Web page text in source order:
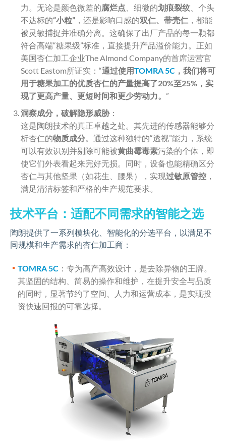
力。无论是颜色微差的腐烂点 、细微的划痕裂纹、个头
不达标的“小粒”，还是影响口感的双仁、带壳仁，都能
被灵敏捕捉并准确分离。这确保了出厂产品的每一颗都
符合高端“糖果级”标准，直接提升产品溢价能力。正如
美国杏仁加工企业The Almond Company的首席运营官
Scott Eastom所证实：“通过使用TOMRA 5C，我们将可
用于糖果加工的优质杏仁的产量提高了20%至25%，实
现了更高产量、更短时间和更少劳动力。 ”
洞察成分，破解隐形威胁：
这是陶朗技术的真正卓越之处。其先进的传感器能够分
析杏仁的物质成分。通过这种独特的“透视”能力，系统
可以有效识别并剔除可能被黄曲霉毒素污染的个体，即
使它们外表看起来完好无损。同时，设备也能精确区分
杏仁与其他坚果（如花生、腰果），实现过敏原管控，
满足清洁标签和严格的生产规范要求。
技术平台：适配不同需求的智能之选
陶朗提供了一系列模块化、智能化的分选平台，以满足不
同规模和生产需求的杏仁加工商：
TOMRA 5C ：专为高产高效设计，是去除异物的王牌。
其坚固的结构、简易的操作和维护，在提升安全与品质
的同时，显著节约了空间、人力和运营成本，是实现投
资快速回报的可靠选择。